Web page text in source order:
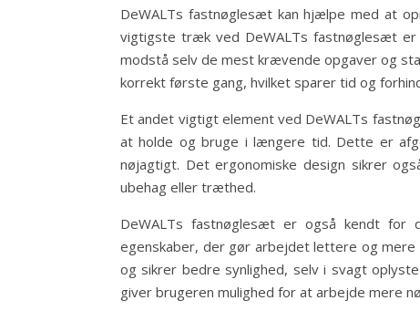
DeWALTs fastnøglesæt kan hjælpe med at
vigtigste træk ved DeWALTs fastnøglesæt
modstå selv de mest krævende opgaver og
korrekt første gang, hvilket sparer tid og
Et andet vigtigt element ved DeWALTs
at holde og bruge i længere tid. Dette er
nøjagtigt. Det ergonomiske design sikrer
ubehag eller træthed.
DeWALTs fastnøglesæt er også kendt for
egenskaber, der gør arbejdet lettere og
og sikrer bedre synlighed, selv i svagt
giver brugeren mulighed for at arbejde mere